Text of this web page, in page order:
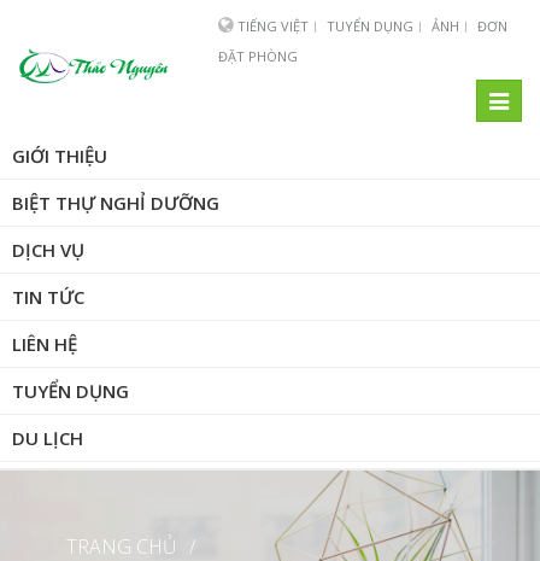
TIẾNG VIỆT TUYỂN DỤNG ẢNH
ĐƠN
ĐẶT PHÒNG
GIỚI THIỆU
BIỆT THỰ NGHỈ DƯỠNG
DỊCH VỤ
TIN TỨC
LIÊN HỆ
TUYỂN DỤNG
DU LỊCH
TRANG CHỦ /